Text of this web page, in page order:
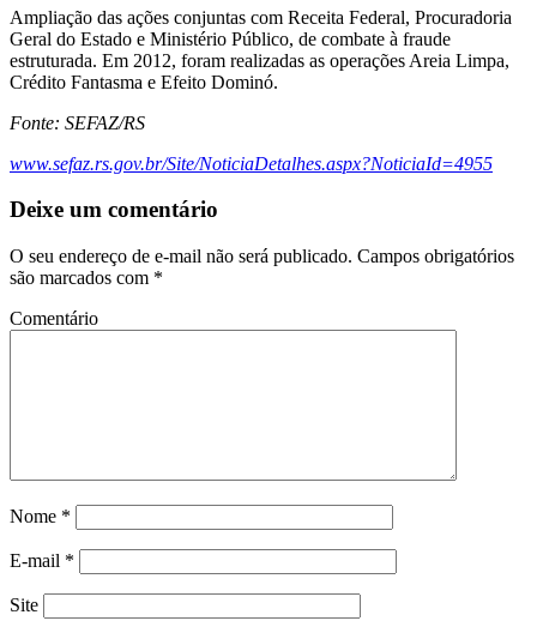
Ampliação das ações conjuntas com Receita Federal, Procuradoria
Geral do Estado e Ministério Público, de combate à fraude
estruturada. Em 2012, foram realizadas as operações Areia Limpa,
Crédito Fantasma e Efeito Dominó.
Fonte: SEFAZ/RS
www.sefaz.rs.gov.br/Site/NoticiaDetalhes.aspx?NoticiaId=4955
Deixe um comentário
O seu endereço de e-mail não será publicado. Campos obrigatórios
são marcados com *
Comentário
Nome *
E-mail *
Site